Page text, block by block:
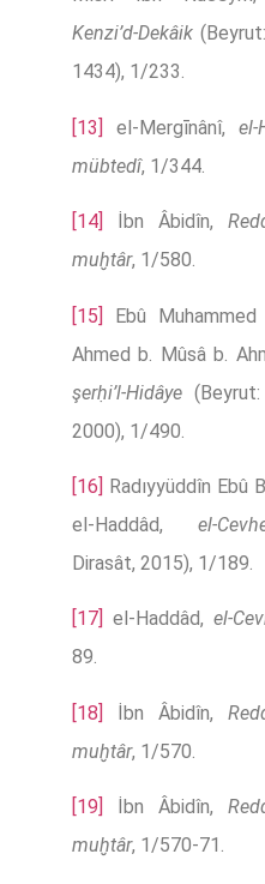
Kenzi’d-Dekâik
1434), 1/233.
[13] el-Mergīnânî, el-
mübtedî, 1/344.
[14] İbn Âbidîn,
muḫtâr, 1/580.
[15]
Ebû
Ahmed b. Mûsâ b.
şerḥi’l-Hidâye (Beyrut:
2000), 1/490.
[16] Radıyyüddîn Ebû
el-Haddâd, el-
Dirasât, 2015), 1/189.
[17] el-Haddâd, el-
89.
[18] İbn Âbidîn,
muḫtâr, 1/570.
[19] İbn Âbidîn,
muḫtâr, 1/570-71.